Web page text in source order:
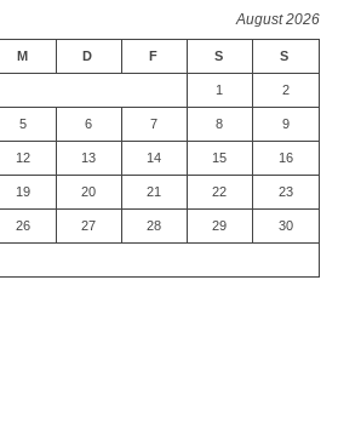
August 2026
M D F S S
1 2
5 6 7 8 9
12 13 14 15 16
19 20 21 22 23
26 27 28 29 30